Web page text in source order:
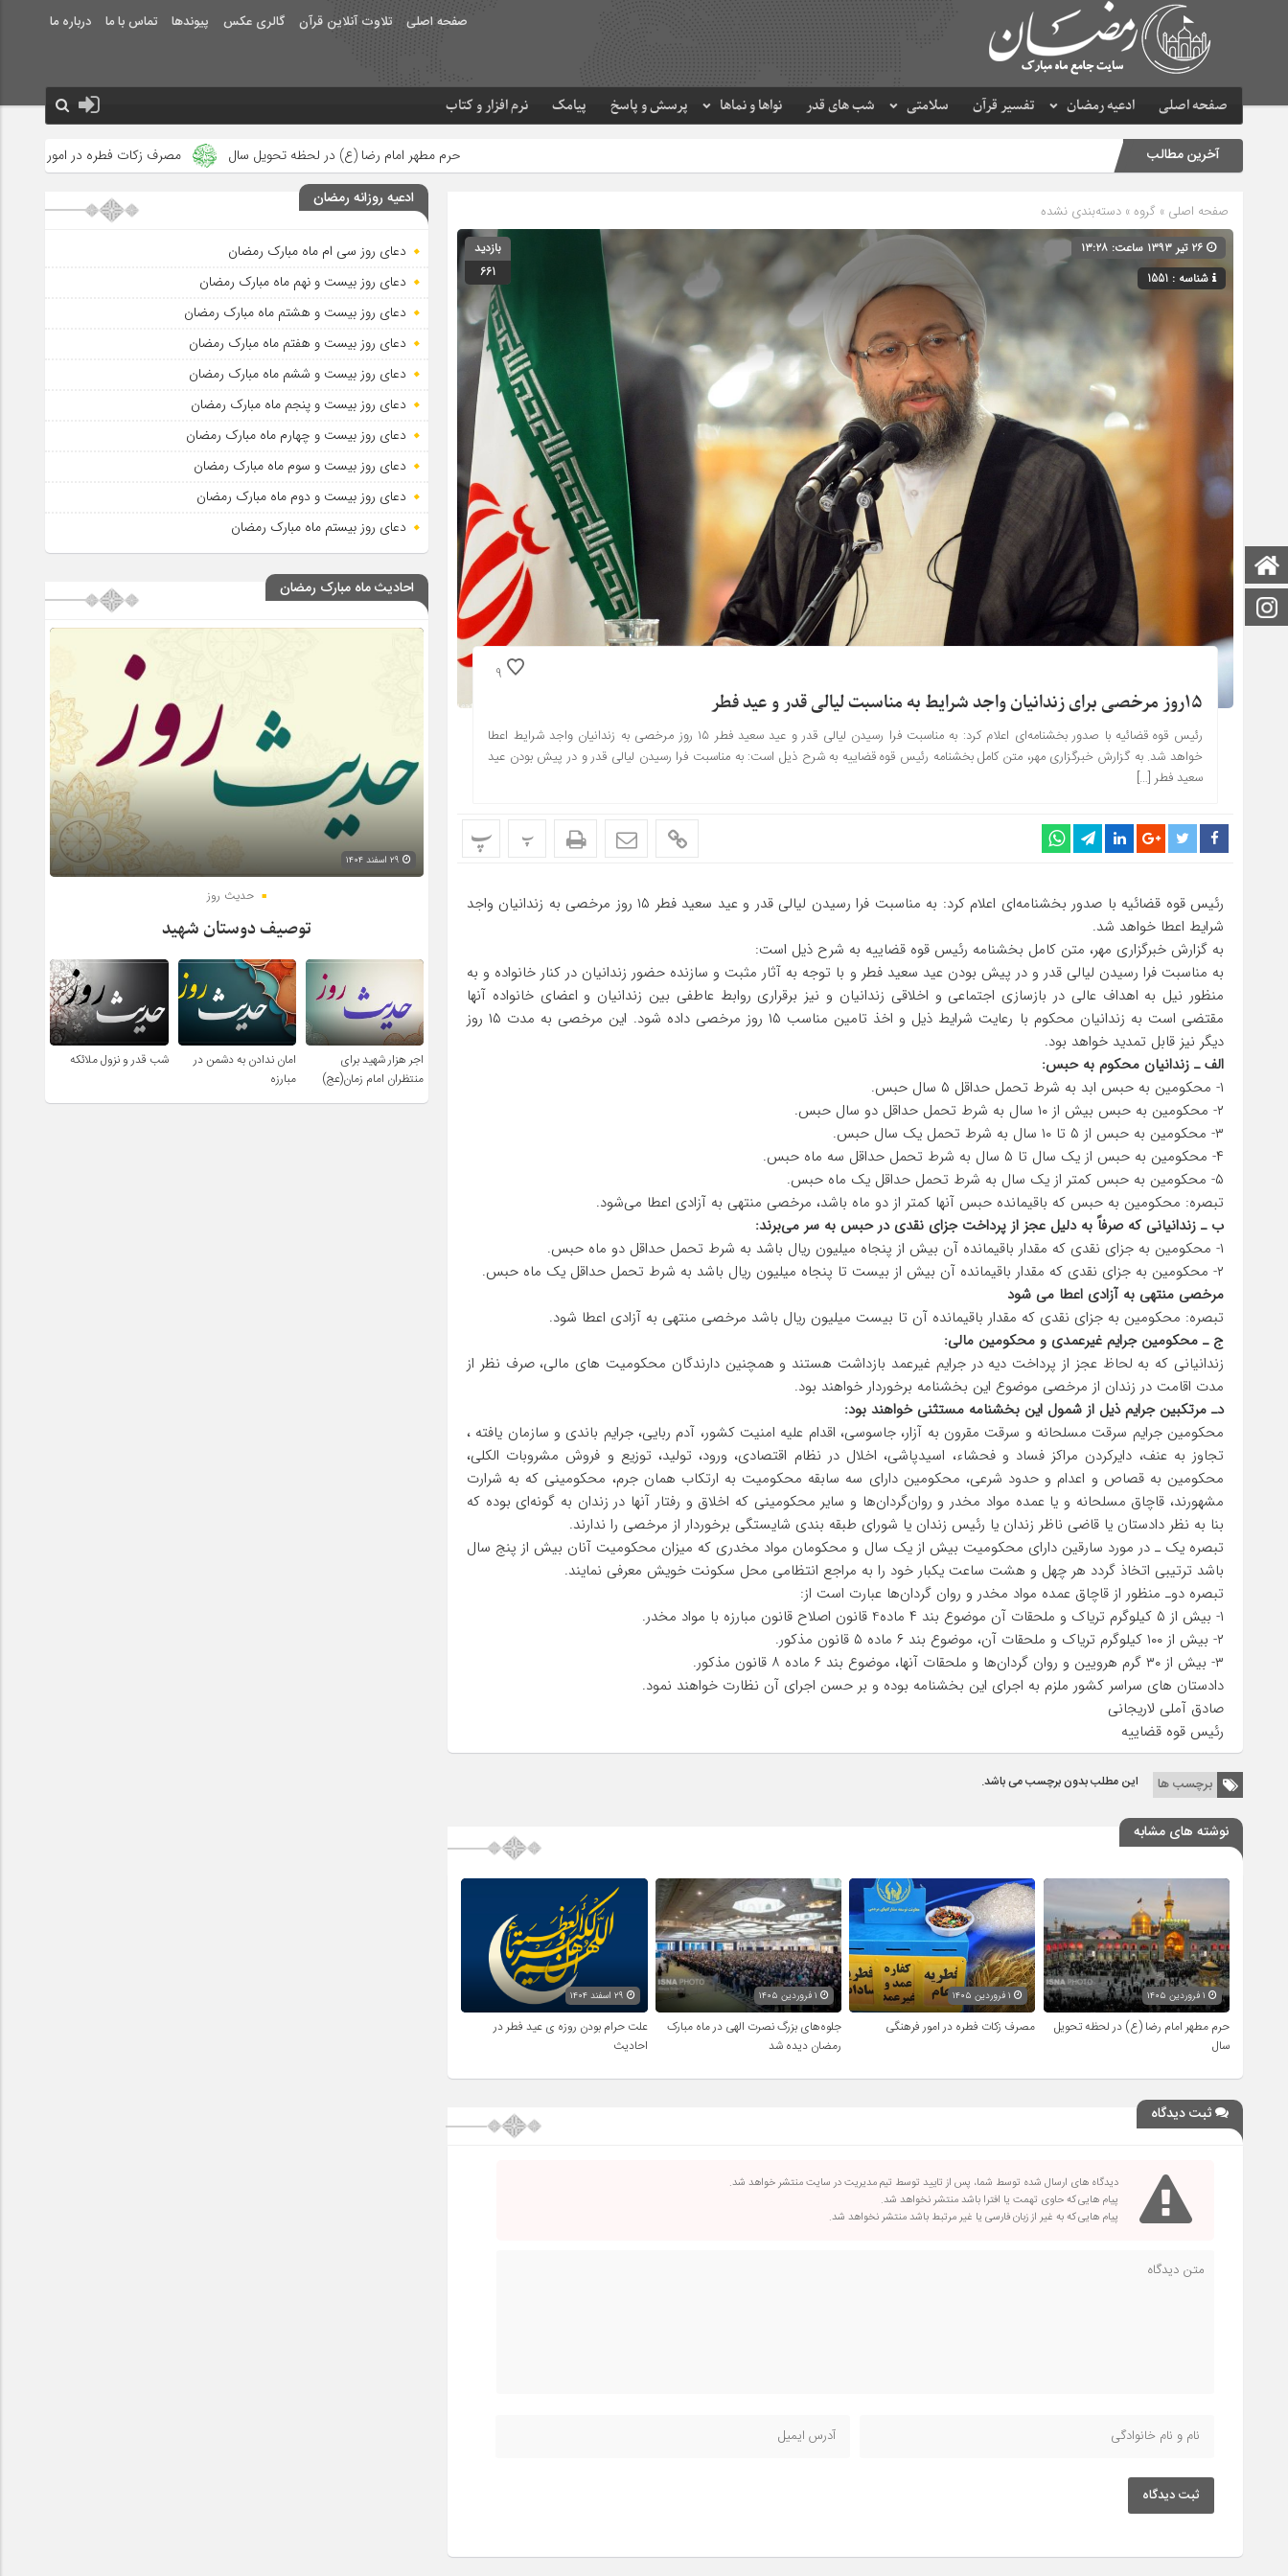
صفحه اصلی تلاوت آنلاین قرآن گالری عکس پیوندها تماس با ما درباره ما
صفحه اصلی ادعیه رمضان تفسیر قرآن سلامتی شب های قدر نواها و نماها پرسش و پاسخ پیامک نرم افزار و کتاب
صفحه اصلی
آخرین مطالب حرم مطهر امام رضا (ع) در لحظه تحویل سال مصرف زکات فطره در امور فرهنگی جلوه‌های بزرگ
صفحه اصلی » گروه » دسته‌بندی نشده
شناسه : 1551
بازدید
661
9
۱۵روز مرخصی برای زندانیان واجد شرایط به مناسبت لیالی قدر و عید فطر
رئیس قوه قضائیه با صدور بخشنامه‌ای اعلام کرد: به مناسبت فرا رسیدن لیالی قدر و عید سعید فطر ۱۵ روز مرخصی به زندانیان واجد شرایط اعطا
خواهد شد. به گزارش خبرگزاری مهر، متن کامل بخشنامه رئیس قوه قضاییه به شرح ذیل است: به مناسبت فرا رسیدن لیالی قدر و در پیش بودن عید
سعید فطر […]
پ پ
رئیس قوه قضائیه با صدور بخشنامه‌ای اعلام کرد: به مناسبت فرا رسیدن لیالی قدر و عید سعید فطر ۱۵ روز مرخصی به زندانیان واجد
شرایط اعطا خواهد شد.
به گزارش خبرگزاری مهر، متن کامل بخشنامه رئیس قوه قضاییه به شرح ذیل است:
به مناسبت فرا رسیدن لیالی قدر و در پیش بودن عید سعید فطر و با توجه به آثار مثبت و سازنده حضور زندانیان در کنار خانواده و به
منظور نیل به اهداف عالی در بازسازی اجتماعی و اخلاقی زندانیان و نیز برقراری روابط عاطفی بین زندانیان و اعضای خانواده آنها
مقتضی است به زندانیان محکوم با رعایت شرایط ذیل و اخذ تامین مناسب ۱۵ روز مرخصی داده شود. این مرخصی به مدت ۱۵ روز
دیگر نیز قابل تمدید خواهد بود.
الف ـ زندانیان محکوم به حبس:
۱- محکومین به حبس ابد به شرط تحمل حداقل ۵ سال حبس.
۲- محکومین به حبس بیش از ۱۰ سال به شرط تحمل حداقل دو سال حبس.
۳- محکومین به حبس از ۵ تا ۱۰ سال به شرط تحمل یک سال حبس.
۴- محکومین به حبس از یک سال تا ۵ سال به شرط تحمل حداقل سه ماه حبس.
۵- محکومین به حبس کمتر از یک سال به شرط تحمل حداقل یک ماه حبس.
تبصره: محکومین به حبس که باقیمانده حبس آنها کمتر از دو ماه باشد، مرخصی منتهی به آزادی اعطا می‌شود.
ب ـ زندانیانی که صرفاً به دلیل عجز از پرداخت جزای نقدی در حبس به سر می‌برند:
۱- محکومین به جزای نقدی که مقدار باقیمانده آن بیش از پنجاه میلیون ریال باشد به شرط تحمل حداقل دو ماه حبس.
۲- محکومین به جزای نقدی که مقدار باقیمانده آن بیش از بیست تا پنجاه میلیون ریال باشد به شرط تحمل حداقل یک ماه حبس.
مرخصی منتهی به آزادی اعطا می شود
تبصره: محکومین به جزای نقدی که مقدار باقیمانده آن تا بیست میلیون ریال باشد مرخصی منتهی به آزادی اعطا شود.
ج ـ محکومین جرایم غیرعمدی و محکومین مالی:
زندانیانی که به لحاظ عجز از پرداخت دیه در جرایم غیرعمد بازداشت هستند و همچنین دارندگان محکومیت های مالی، صرف نظر از
مدت اقامت در زندان از مرخصی موضوع این بخشنامه برخوردار خواهند بود.
دـ مرتکبین جرایم ذیل از شمول این بخشنامه مستثنی خواهند بود:
محکومین جرایم سرقت مسلحانه و سرقت مقرون به آزار، جاسوسی، اقدام علیه امنیت کشور، آدم ربایی، جرایم باندی و سازمان یافته ،
تجاوز به عنف، دایرکردن مراکز فساد و فحشاء، اسیدپاشی، اخلال در نظام اقتصادی، ورود، تولید، توزیع و فروش مشروبات الکلی،
محکومین به قصاص و اعدام و حدود شرعی، محکومین دارای سه سابقه محکومیت به ارتکاب همان جرم، محکومینی که به شرارت
مشهورند، قاچاق مسلحانه و یا عمده مواد مخدر و روان‌گردان‌ها و سایر محکومینی که اخلاق و رفتار آنها در زندان به گونه‌ای بوده که
بنا به نظر دادستان یا قاضی ناظر زندان یا رئیس زندان یا شورای طبقه بندی شایستگی برخوردار از مرخصی را ندارند.
تبصره یک ـ در مورد سارقین دارای محکومیت بیش از یک سال و محکومان مواد مخدری که میزان محکومیت آنان بیش از پنج سال
باشد ترتیبی اتخاذ گردد هر چهل و هشت ساعت یکبار خود را به مراجع انتظامی محل سکونت خویش معرفی نمایند.
تبصره دوـ منظور از قاچاق عمده مواد مخدر و روان گردان‌ها عبارت است از:
۱- بیش از ۵ کیلوگرم تریاک و ملحقات آن موضوع بند ۴ ماده4 قانون اصلاح قانون مبارزه با مواد مخدر.
۲- بیش از ۱۰۰ کیلوگرم تریاک و ملحقات آن، موضوع بند ۶ ماده ۵ قانون مذکور.
۳- بیش از ۳۰ گرم هرویین و روان گردان‌ها و ملحقات آنها، موضوع بند ۶ ماده ۸ قانون مذکور.
دادستان های سراسر کشور ملزم به اجرای این بخشنامه بوده و بر حسن اجرای آن نظارت خواهند نمود.
صادق آملی لاریجانی
رئیس قوه قضاییه
برچسب ها این مطلب بدون برچسب می باشد.
نوشته های مشابه
حرم مطهر امام رضا (ع) در لحظه تحویل
سال
۱ فروردین ۱۴۰۵
مصرف زکات فطره در امور فرهنگی
جلوه‌های بزرگ نصرت الهی در ماه مبارک
رمضان دیده شد
علت حرام بودن روزه ی عید فطر در
احادیث
ثبت دیدگاه
دیدگاه های ارسال شده توسط شما، پس از تایید توسط تیم مدیریت در سایت منتشر خواهد شد.
پیام هایی که حاوی تهمت یا افترا باشد منتشر نخواهد شد.
پیام هایی که به غیر از زبان فارسی یا غیر مرتبط باشد منتشر نخواهد شد.
ثبت دیدگاه
ادعیه روزانه رمضان
دعای روز سی ام ماه مبارک رمضان
دعای روز بیست و نهم ماه مبارک رمضان
دعای روز بیست و هشتم ماه مبارک رمضان
دعای روز بیست و هفتم ماه مبارک رمضان
دعای روز بیست و ششم ماه مبارک رمضان
دعای روز بیست و پنجم ماه مبارک رمضان
دعای روز بیست و چهارم ماه مبارک رمضان
دعای روز بیست و سوم ماه مبارک رمضان
دعای روز بیست و دوم ماه مبارک رمضان
دعای روز بیستم ماه مبارک رمضان
احادیث ماه مبارک رمضان
حدیث روز
توصیف دوستان شهید
اجر هزار شهید برای
منتظران امام زمان(عج)
امان ندادن به دشمن در
مبارزه
شب قدر و نزول ملائکه